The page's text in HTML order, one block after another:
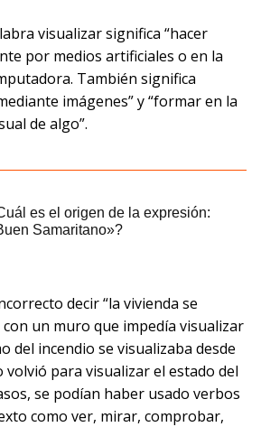
visualizar significa “hacer
por medios artificiales o en la
También significa
imágenes” y “formar en la
de algo”.
decir “la vivienda se
un muro que impedía visualizar
del incendio se visualizaba desde
volvió para visualizar el estado del
se podían haber usado verbos
como ver, mirar, comprobar,